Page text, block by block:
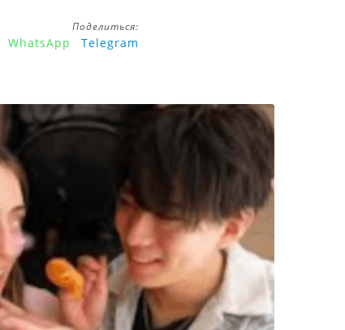
Поделиться:
WhatsApp Telegram